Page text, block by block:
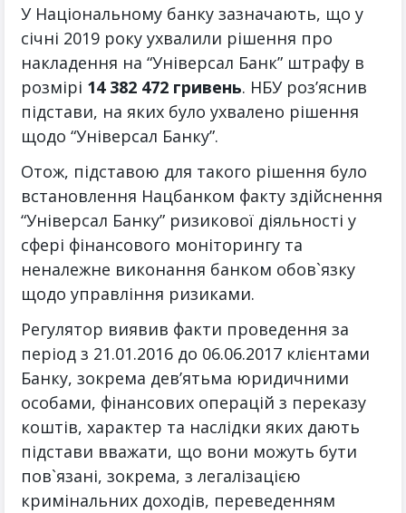
У Національному банку зазначають, що у
січні 2019 року ухвалили рішення про
накладення на “Універсал Банк” штрафу в
розмірі 14 382 472 гривень. НБУ роз’яснив
підстави, на яких було ухвалено рішення
щодо “Універсал Банку”.
Отож, підставою для такого рішення було
встановлення Нацбанком факту здійснення
“Універсал Банку” ризикової діяльності у
сфері фінансового моніторингу та
неналежне виконання банком обов`язку
щодо управління ризиками.
Регулятор виявив факти проведення за
період з 21.01.2016 до 06.06.2017 клієнтами
Банку, зокрема дев’ятьма юридичними
особами, фінансових операцій з переказу
коштів, характер та наслідки яких дають
підстави вважати, що вони можуть бути
пов`язані, зокрема, з легалізацією
кримінальних доходів, переведенням